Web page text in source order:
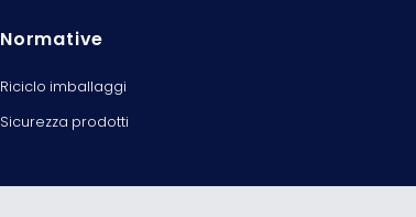
Normative
Riciclo imballaggi
Sicurezza prodotti